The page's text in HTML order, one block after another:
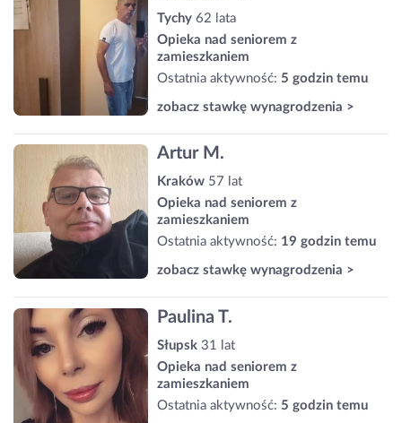
Tychy 62 lata
Opieka nad seniorem z
zamieszkaniem
Ostatnia aktywność: 5 godzin temu
zobacz stawkę wynagrodzenia >
Artur M.
Kraków 57 lat
Opieka nad seniorem z
zamieszkaniem
Ostatnia aktywność: 19 godzin temu
zobacz stawkę wynagrodzenia >
Paulina T.
Słupsk 31 lat
Opieka nad seniorem z
zamieszkaniem
Ostatnia aktywność: 5 godzin temu